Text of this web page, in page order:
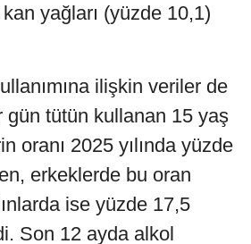
yağları (yüzde 10,1)
ilişkin veriler de
gün tütün kullanan 15 yaş
oranı 2025 yılında yüzde
erkeklerde bu oran
ise yüzde 17,5
Son 12 ayda alkol